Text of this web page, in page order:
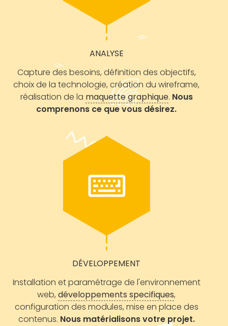
ANALYSE
Capture des besoins, définition des objectifs,
choix de la technologie, création du wireframe,
réalisation de la maquette graphique. Nous
comprenons ce que vous désirez.
DÉVELOPPEMENT
Installation et paramétrage de l'environnement
web, développements specifiques,
configuration des modules, mise en place des
contenus. Nous matérialisons votre projet.